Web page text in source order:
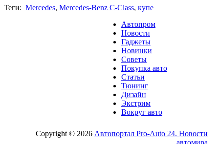
Теги: Mercedes, Mercedes-Benz C-Class, купе
Автопром
Новости
Гаджеты
Новинки
Советы
Покупка авто
Статьи
Тюнинг
Дизайн
Экстрим
Вокруг авто
Copyright © 2026 Автопортал Pro-Auto 24. Новости